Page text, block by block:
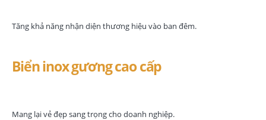
Tăng khả năng nhận diện thương hiệu vào ban đêm.
Biển inox gương cao cấp
Mang lại vẻ đẹp sang trọng cho doanh nghiệp.